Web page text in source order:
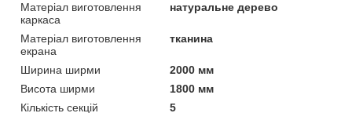
Матеріал виготовлення
каркаса
натуральне дерево
Матеріал виготовлення
екрана
тканина
Ширина ширми
2000 мм
Висота ширми
1800 мм
Кількість секцій
5